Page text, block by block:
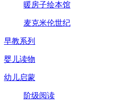
暖房子绘本馆
麦克米伦世纪
早教系列
婴儿读物
幼儿启蒙
阶级阅读